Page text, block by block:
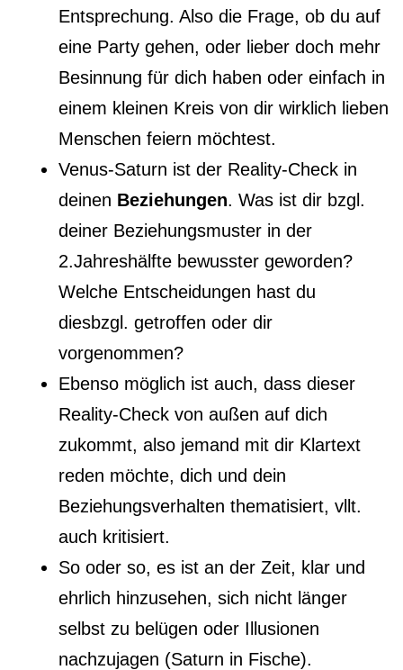
Entsprechung. Also die Frage, ob du auf
eine Party gehen, oder lieber doch mehr
Besinnung für dich haben oder einfach in
einem kleinen Kreis von dir wirklich lieben
Menschen feiern möchtest.
Venus-Saturn ist der Reality-Check in
deinen Beziehungen. Was ist dir bzgl.
deiner Beziehungsmuster in der
2.Jahreshälfte bewusster geworden?
Welche Entscheidungen hast du
diesbzgl. getroffen oder dir
vorgenommen?
Ebenso möglich ist auch, dass dieser
Reality-Check von außen auf dich
zukommt, also jemand mit dir Klartext
reden möchte, dich und dein
Beziehungsverhalten thematisiert, vllt.
auch kritisiert.
So oder so, es ist an der Zeit, klar und
ehrlich hinzusehen, sich nicht länger
selbst zu belügen oder Illusionen
nachzujagen (Saturn in Fische).